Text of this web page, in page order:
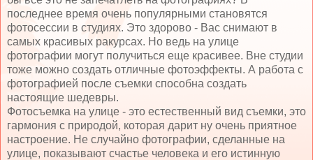
последнее время очень популярными становятся
фотосессии в студиях. Это здорово - Вас снимают в
самых красивых ракурсах. Но ведь на улице
фотографии могут получиться еще красивее. Вне студии
тоже можно создать отличные фотоэффекты. А работа с
фотографией после съемки способна создать
настоящие шедевры.
Фотосъемка на улице - это естественный вид съемки, это
гармония с природой, которая дарит ну очень приятное
настроение. Не случайно фотографии, сделанные на
улице, показывают счастье человека и его истинную